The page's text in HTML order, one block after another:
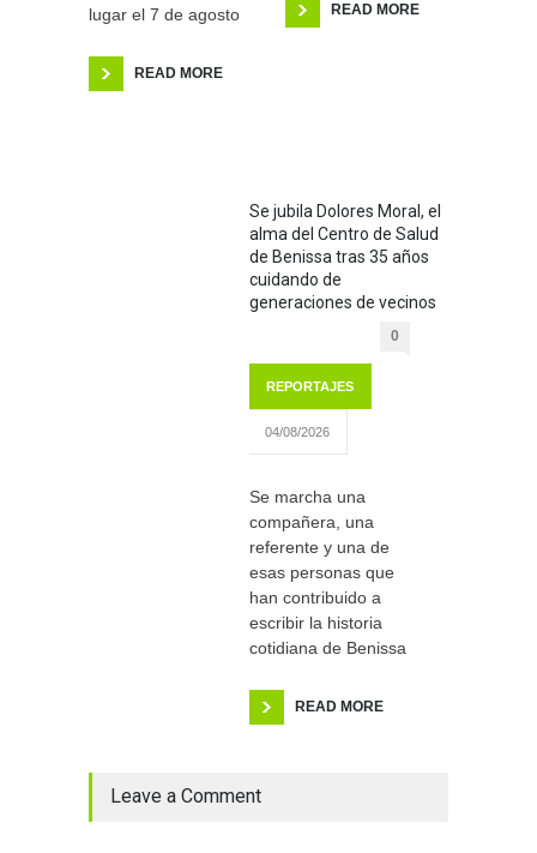
lugar el 7 de agosto
READ MORE
READ MORE
Se jubila Dolores Moral, el
alma del Centro de Salud
de Benissa tras 35 años
cuidando de
generaciones de vecinos
0
REPORTAJES
04/08/2026
Se marcha una
compañera, una
referente y una de
esas personas que
han contribuido a
escribir la historia
cotidiana de Benissa
READ MORE
Leave a Comment